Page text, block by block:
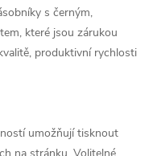
s černým,
které jsou zárukou
produktivní rychlosti
umožňují tisknout